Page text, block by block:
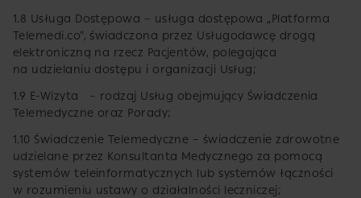
1.8 Usługa Dostępowa – usługa dostępowa „Platforma
Telemedi.co”, świadczona przez Usługodawcę drogą
elektroniczną na rzecz Pacjentów, polegająca
na udzielaniu dostępu i organizacji Usług;
1.9 E-Wizyta – rodzaj Usług obejmujący Świadczenia
Telemedyczne oraz Porady;
1.10 Świadczenie Telemedyczne – świadczenie zdrowotne
udzielane przez Konsultanta Medycznego za pomocą
systemów teleinformatycznych lub systemów łączności
w rozumieniu ustawy o działalności leczniczej;